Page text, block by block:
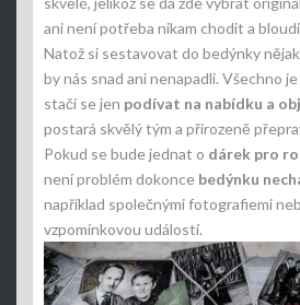
ani není potřeba nikam chodit a
Natož si sestavovat do bedýnky
by nás snad ani nenapadli. Všechno
stačí se jen podívat na nabídku a
postará skvělý tým a přirozeně
Pokud se bude jednat o dárek pro
není problém dokonce bedýnku
například společnými fotografiemi
vzpomínkovou událostí.